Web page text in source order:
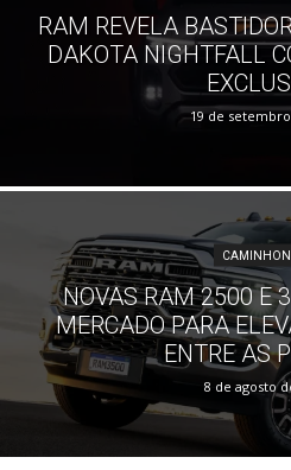
RAM REVELA
DAKOTA NIGHTFALL
19 de
NOVAS RAM 2500 E
MERCADO PARA
ENTRE AS
8 de agosto